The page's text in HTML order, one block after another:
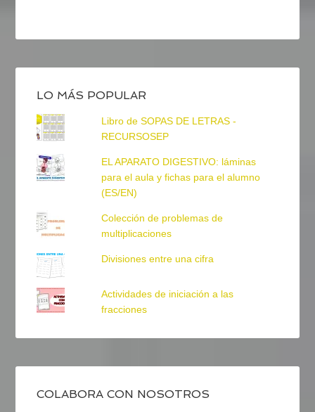
LO MÁS POPULAR
Libro de SOPAS DE LETRAS -
RECURSOSEP
EL APARATO DIGESTIVO: láminas
para el aula y fichas para el alumno
(ES/EN)
Colección de problemas de
multiplicaciones
Divisiones entre una cifra
Actividades de iniciación a las
fracciones
COLABORA CON NOSOTROS